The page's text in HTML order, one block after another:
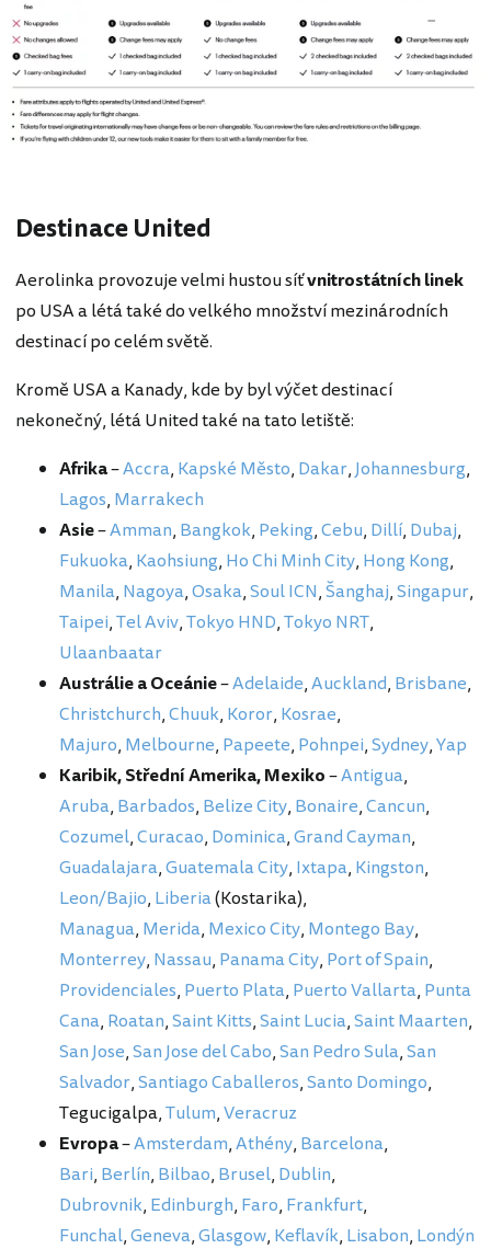
Destinace United
Aerolinka provozuje velmi hustou síťvnitrostátních linek
po USA a létá také do velkého množství mezinárodních
destinací po celém světě.
Kromě USA a Kanady, kde by byl výčet destinací
nekonečný, létá United také na tato letiště:
Afrika–Accra, Kapské Město, Dakar,Johannesburg,
Lagos, Marrakech
Asie–Amman, Bangkok, Peking,Cebu, Dillí, Dubaj,
Fukuoka, Kaohsiung, Ho Chi Minh City, Hong Kong,
Manila, Nagoya,Osaka,Soul ICN,Šanghaj,Singapur,
Taipei,Tel Aviv,Tokyo HND,Tokyo NRT,
Ulaanbaatar
Austrálie a Oceánie–Adelaide,Auckland, Brisbane,
Christchurch,Chuuk, Koror, Kosrae,
Majuro, Melbourne, Papeete, Pohnpei,Sydney,Yap
Karibik, Střední Amerika, Mexiko–Antigua,
Aruba, Barbados, Belize City, Bonaire,Cancun,
Cozumel,Curacao, Dominica,Grand Cayman,
Guadalajara,Guatemala City, Ixtapa, Kingston,
Leon/Bajio, Liberia(Kostarika),
Managua, Merida, Mexico City, Montego Bay,
Monterrey, Nassau, Panama City, Port of Spain,
Providenciales, Puerto Plata, Puerto Vallarta, Punta
Cana, Roatan,Saint Kitts,Saint Lucia,Saint Maarten,
San Jose,San Jose del Cabo,San Pedro Sula,San
Salvador,Santiago Caballeros,Santo Domingo,
Tegucigalpa,Tulum,Veracruz
Evropa–Amsterdam,Athény, Barcelona,
Bari, Berlín, Bilbao, Brusel, Dublin,
Dubrovnik, Edinburgh, Faro, Frankfurt,
Funchal,Geneva,Glasgow, Keflavík, Lisabon, Londýn